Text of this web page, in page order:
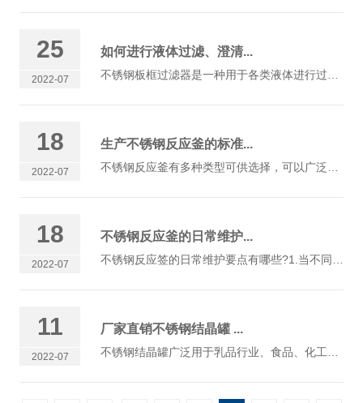
25
2022-07
如何进行液体过滤、澄清...
18
2022-07
生产不锈钢反应釜的标准...
18
2022-07
不锈钢反应釜的日常维护...
11
2022-07
厂家直销不锈钢结晶罐 ...